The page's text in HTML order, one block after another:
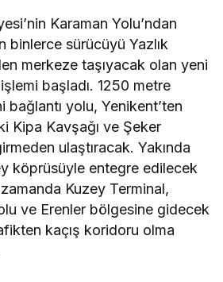
Karaman Yolu’ndan
binlerce sürücüyü Yazlık
merkeze taşıyacak olan yeni
başladı. 1250 metre
bağlantı yolu, Yenikent’ten
Kipa Kavşağı ve Şeker
ulaştıracak. Yakında
köprüsüyle entegre edilecek
Kuzey Terminal,
ve Erenler bölgesine gidecek
kaçış koridoru olma